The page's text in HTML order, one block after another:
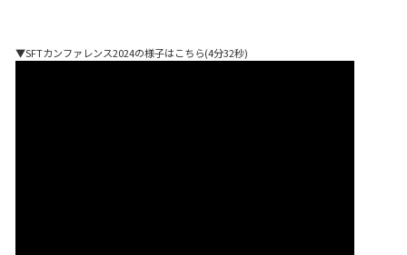
▼SFTカンファレンス2024の様子はこちら(4分32秒)